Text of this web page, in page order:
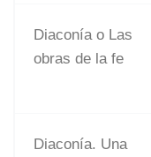
Diaconía o Las
obras de la fe
Diaconía. Una